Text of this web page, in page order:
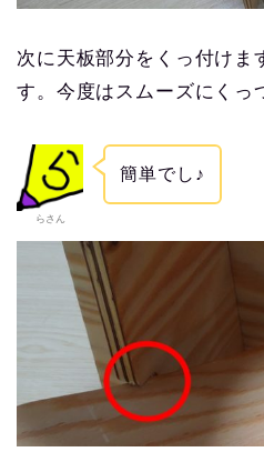
次に天板部分をくっ付けま
す。今度はスムーズにくっ
らさん
簡単でし♪